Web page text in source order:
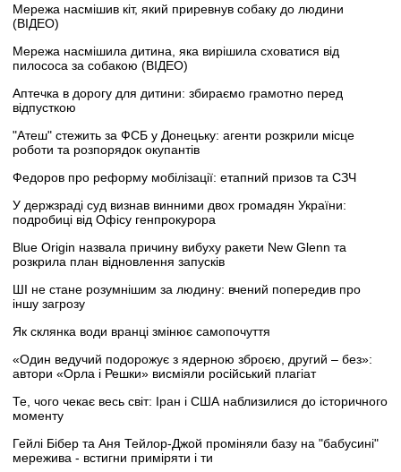
Мережа насмішив кіт, який приревнув собаку до людини
(ВІДЕО)
Мережа насмішила дитина, яка вирішила сховатися від
пилососа за собакою (ВІДЕО)
Аптечка в дорогу для дитини: збираємо грамотно перед
відпусткою
"Атеш" стежить за ФСБ у Донецьку: агенти розкрили місце
роботи та розпорядок окупантів
Федоров про реформу мобілізації: етапний призов та СЗЧ
У держзраді суд визнав винними двох громадян України:
подробиці від Офісу генпрокурора
Blue Origin назвала причину вибуху ракети New Glenn та
розкрила план відновлення запусків
ШІ не стане розумнішим за людину: вчений попередив про
іншу загрозу
Як склянка води вранці змінює самопочуття
«Один ведучий подорожує з ядерною зброєю, другий – без»:
автори «Орла і Решки» висміяли російський плагіат
Те, чого чекає весь світ: Іран і США наблизилися до історичного
моменту
Гейлі Бібер та Аня Тейлор-Джой проміняли базу на "бабусині"
мережива - встигни приміряти і ти